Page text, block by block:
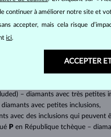
brillant. La taille ronde dite
baguette, cœur,
quantité, la taille et la
– diamants avec très petites
avec petites inclusions,
avec des inclusions qui peuvent
P en République tchèque –
continuer à améliorer notre site et
accepter, mais cela risque
ici.
ACCEPTER